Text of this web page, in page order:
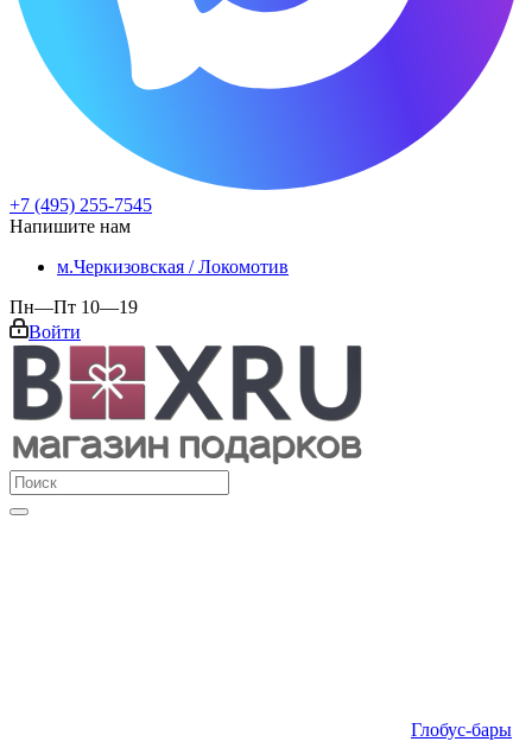
+7 (495) 255-7545
Напишите нам
м.Черкизовская / Локомотив
Пн—Пт 10—19
Войти
Глобус-бары